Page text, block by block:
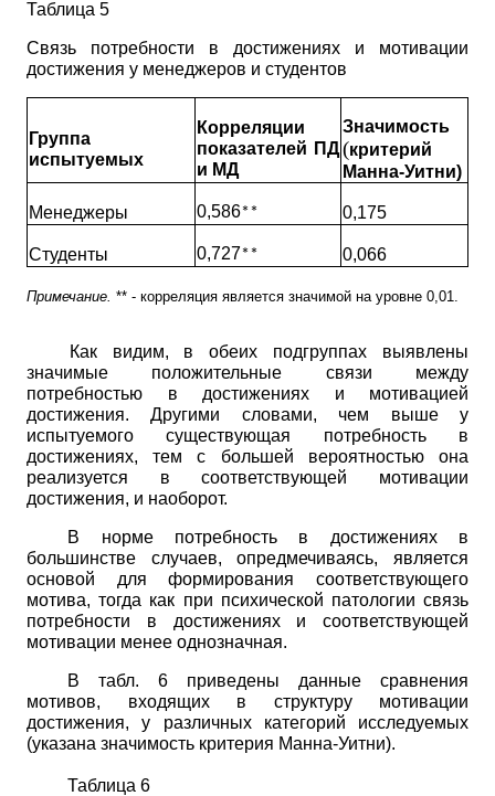
Таблица 5
Связь потребности в достижениях и мотивации
достижения у менеджеров и студентов
Группа
испытуемых
Корреляции
показателей ПД
и МД
Значимость
(критерий
Манна-Уитни)
Менеджеры 0,586** 0,175
Студенты 0,727** 0,066
Примечание. ** - корреляция является значимой на уровне 0,01.
Как видим, в обеих подгруппах выявлены
значимые положительные связи между
потребностью в достижениях и мотивацией
достижения. Другими словами, чем выше у
испытуемого существующая потребность в
достижениях, тем с большей вероятностью она
реализуется в соответствующей мотивации
достижения, и наоборот.
В норме потребность в достижениях в
большинстве случаев, опредмечиваясь, является
основой для формирования соответствующего
мотива, тогда как при психической патологии связь
потребности в достижениях и соответствующей
мотивации менее однозначная.
В табл. 6 приведены данные сравнения
мотивов, входящих в структуру мотивации
достижения, у различных категорий исследуемых
(указана значимость критерия Манна-Уитни).
Таблица 6